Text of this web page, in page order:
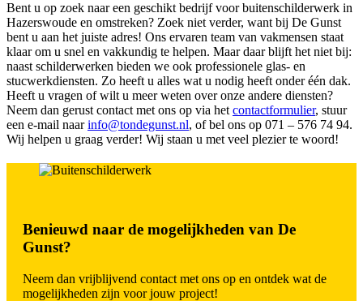
Bent u op zoek naar een geschikt bedrijf voor buitenschilderwerk in
Hazerswoude en omstreken? Zoek niet verder, want bij De Gunst
bent u aan het juiste adres! Ons ervaren team van vakmensen staat
klaar om u snel en vakkundig te helpen. Maar daar blijft het niet bij:
naast schilderwerken bieden we ook professionele glas- en
stucwerkdiensten. Zo heeft u alles wat u nodig heeft onder één dak.
Heeft u vragen of wilt u meer weten over onze andere diensten?
Neem dan gerust contact met ons op via het contactformulier, stuur
een e-mail naarinfo@tondegunst.nl, of bel ons op 071 – 576 74 94.
Wij helpen u graag verder! Wij staan u met veel plezier te woord!
Benieuwd naar de mogelijkheden van De
Gunst?
Neem dan vrijblijvend contact met ons op en ontdek wat de
mogelijkheden zijn voor jouw project!